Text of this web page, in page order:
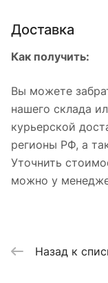
Доставка
Как получить:
Вы можете
нашего склада
курьерской
регионы РФ, а
Уточнить
можно у
Назад к